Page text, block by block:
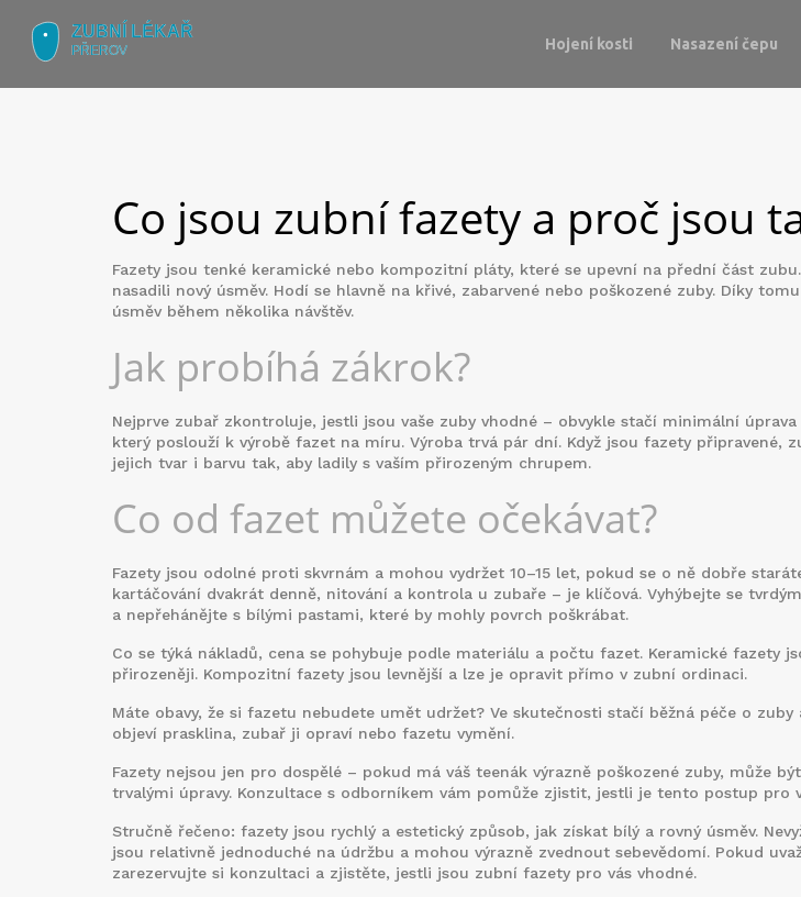
Hojení kosti Nasazení čepu
Co jsou zubní fazety a proč jsou
Fazety jsou tenké keramické nebo kompozitní pláty, které se upevní na přední část
nasadili nový úsměv. Hodí se hlavně na křivé, zabarvené nebo poškozené zuby. Díky
úsměv během několika návštěv.
Jak probíhá zákrok?
Nejprve zubař zkontroluje, jestli jsou vaše zuby vhodné – obvykle stačí minimální
který poslouží k výrobě fazet na míru. Výroba trvá pár dní. Když jsou fazety připravené,
jejich tvar i barvu tak, aby ladily s vaším přirozeným chrupem.
Co od fazet můžete očekávat?
Fazety jsou odolné proti skvrnám a mohou vydržet 10–15 let, pokud se o ně dobře
kartáčování dvakrát denně, nitování a kontrola u zubaře – je klíčová. Vyhýbejte se
a nepřehánějte s bílými pastami, které by mohly povrch poškrábat.
Co se týká nákladů, cena se pohybuje podle materiálu a počtu fazet. Keramické fazety
přirozeněji. Kompozitní fazety jsou levnější a lze je opravit přímo v zubní ordinaci.
Máte obavy, že si fazetu nebudete umět udržet? Ve skutečnosti stačí běžná péče o
objeví prasklina, zubař ji opraví nebo fazetu vymění.
Fazety nejsou jen pro dospělé – pokud má váš teenák výrazně poškozené zuby, může
trvalými úpravy. Konzultace s odborníkem vám pomůže zjistit, jestli je tento postup pro
Stručně řečeno: fazety jsou rychlý a estetický způsob, jak získat bílý a rovný úsměv.
jsou relativně jednoduché na údržbu a mohou výrazně zvednout sebevědomí. Pokud
zarezervujte si konzultaci a zjistěte, jestli jsou zubní fazety pro vás vhodné.